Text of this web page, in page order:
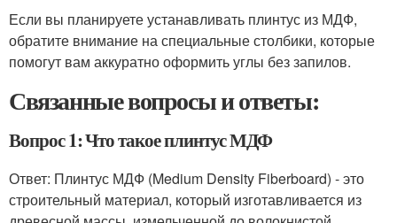
Если вы планируете устанавливать плинтус из МДФ,
обратите внимание на специальные столбики, которые
помогут вам аккуратно оформить углы без запилов.
Связанные вопросы и ответы:
Вопрос 1: Что такое плинтус МДФ
Ответ: Плинтус МДФ (Medium Density Fiberboard) - это
строительный материал, который изготавливается из